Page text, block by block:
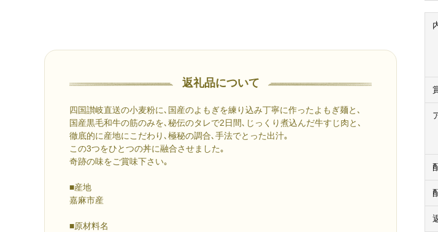
返礼品について
四国讃岐直送の小麦粉に､国産のよもぎを練り込み丁寧に作ったよもぎ麺と､
国産黒毛和牛の筋のみを､秘伝のタレで2日間､じっくり煮込んだ牛すじ肉と､
徹底的に産地にこだわり､極秘の調合､手法でとった出汁｡
この3つをひとつの丼に融合させました｡
奇跡の味をご賞味下さい｡
■産地
嘉麻市産
■原材料名